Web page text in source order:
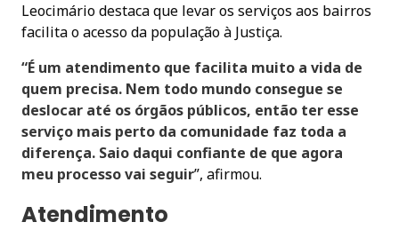
Leocimário destaca que levar os serviços aos bairros
facilita o acesso da população à Justiça.
“É um atendimento que facilita muito a vida de
quem precisa. Nem todo mundo consegue se
deslocar até os órgãos públicos, então ter esse
serviço mais perto da comunidade faz toda a
diferença. Saio daqui confiante de que agora
meu processo vai seguir”, afirmou.
Atendimento